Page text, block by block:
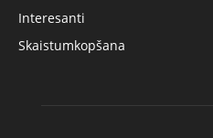
Interesanti
Skaistumkopšana